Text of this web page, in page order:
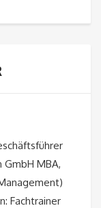
MBA,
Fachtrainer